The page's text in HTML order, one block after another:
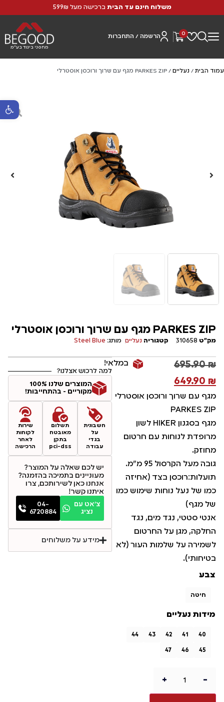
פתח
משלוח חינם עד הבית ברכישה מעל 599₪
0 הרשמה / התחברות
מחסני ביגוד בע"מ
עמוד הבית / נעליים / PARKES ZIP מגף עם שרוך ורוכסן אוסטרלי
PARKES ZIP מגף עם שרוך ורוכסן אוסטרלי
מק"ט 310658 קטגוריה נעליים מותג: Steel Blue
695.90₪
649.90 ₪
במלאי!
מגף עם שרוך ורוכסן אוסטרלי
PARKES ZIP
מגף בסגנון HIKER לשון
מרופדת לנוחות עם חרטום
מחוזק.
גובה מעל הקרסול 95 מ”מ.
תועלות:רוכסן בצד (אחיזה
כמו של נעל נוחות שימוש כמו
של מגף)
אנטי סטטי, נגד מים, נגד
החלקה, מגן על החרטום
לשמירה על שלמות העור (לא
בטיחותי).
צבע
חיטה
מידות נעליים
40
41
42
43
44
45
46
47
-
+
למה לרכוש אצלנו?
המוצרים שלנו 100%
מקוריים - בהתחייבות!
חשבונית
על
בגדי
עבודה
תשלום
מאובטח
בתקן
pci-dss
שירות
לקוחות
לאחר
הרכישה
יש לכם שאלה על המוצר?
מעוניינים בתמיכה בהזמנה?
אנחנו כאן לשירותכם, צרו
איתנו קשר!
צ׳אט עם
נציג
04-
6720884
מידע על משלוחים